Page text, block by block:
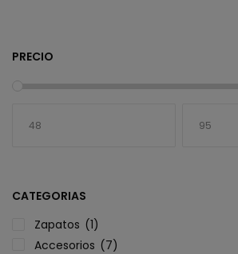
PRECIO
CATEGORIAS
Zapatos (1)
Accesorios (7)